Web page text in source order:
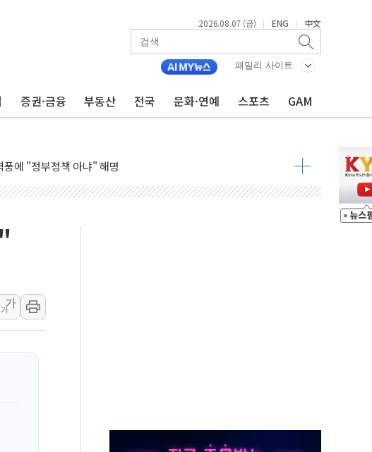
2026.08.07 (금) | ENG | 中文
패밀리 사이트
증권·금융 부동산 전국 문화·연예 스포츠 GAM
회의' 주재… "전폭적 공급 확대·속도전 총력"
부과…美 태양광주 급등
곧 사망해도 놀랍지 않아"
400MW 태양광 착공…여의도 1.6배 규모
에 "정부정책 아냐" 해명
동해안권 8~9일 최대 100mm 호우
써밋 클라비온 59㎡ 18억원대
되는 국토부-서울시 '정책 엇박자'
대 횡보…고래·ETF 매수에도 고유가·금리·입법 지연 '삼중 부담'
합 마감...석유·가스주 올랐지만 빈그룹이 상쇄
경신…한낮 총수요 104.3GW 기록
시 공격… 위기 고조되는 또 다른 중동 화약고
가
가